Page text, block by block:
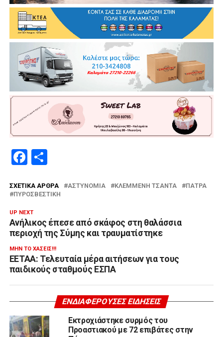
Facebook
Μοιραστείτε
ΣΧΕΤΙΚΆ ΆΡΘΡΑ ΑΣΤΥΝΟΜΊΑ ΚΛΕΜΜΈΝΗ ΤΣΆΝΤΑ
ΠΆΤΡΑ
ΠΥΡΟΣΒΕΣΤΙΚΉ
UP NEXT
Ανήλικος έπεσε από σκάφος στη θαλάσσια
περιοχή της Σύμης και τραυματίστηκε
ΜΗΝ ΤΟ ΧΆΣΕΙΣ!!!
ΕΕΤΑΑ: Τελευταία μέρα αιτήσεων για τους
παιδικούς σταθμούς ΕΣΠΑ
ΕΝΔΙΑΦΈΡΟΥΣΕΣ ΕΙΔΉΣΕΙΣ
Εκτροχιάστηκε συρμός του
Προαστιακού με 72 επιβάτες στην